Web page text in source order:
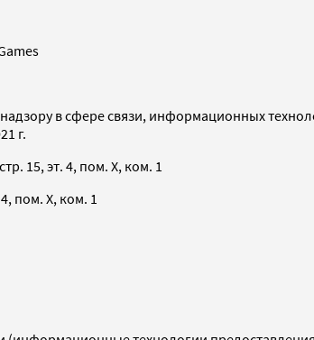
в сфере связи, информационных
г.
15, эт. 4, пом. X, ком. 1
пом. X, ком. 1